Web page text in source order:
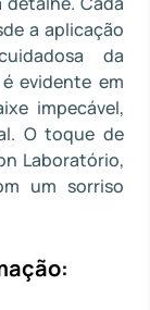
a aplicação
da
evidente em
impecável,
O toque de
Laboratório,
um sorriso